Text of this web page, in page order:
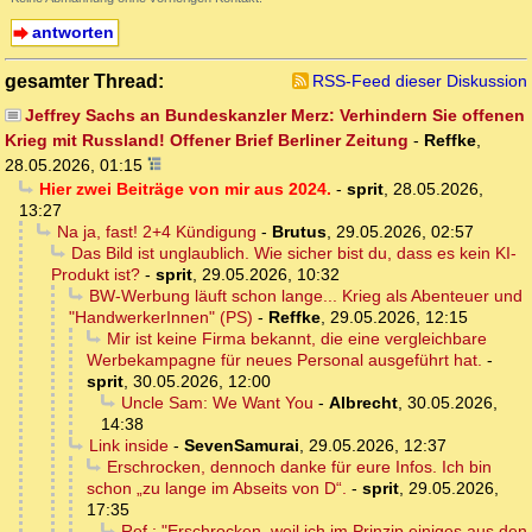
antworten
gesamter Thread:
RSS-Feed dieser Diskussion
Jeffrey Sachs an Bundeskanzler Merz: Verhindern Sie offenen
Krieg mit Russland! Offener Brief Berliner Zeitung - Reffke,
28.05.2026, 01:15
Hier zwei Beiträge von mir aus 2024. - sprit, 28.05.2026,
13:27
Na ja, fast! 2+4 Kündigung - Brutus, 29.05.2026, 02:57
Das Bild ist unglaublich. Wie sicher bist du, dass es kein KI-
Produkt ist? - sprit, 29.05.2026, 10:32
BW-Werbung läuft schon lange... Krieg als Abenteuer und
"HandwerkerInnen" (PS) - Reffke, 29.05.2026, 12:15
Mir ist keine Firma bekannt, die eine vergleichbare
Werbekampagne für neues Personal ausgeführt hat. -
sprit, 30.05.2026, 12:00
Uncle Sam: We Want You - Albrecht, 30.05.2026,
14:38
Link inside- SevenSamurai, 29.05.2026, 12:37
Erschrocken, dennoch danke für eure Infos. Ich bin
schon „zu lange im Abseits von D“. - sprit, 29.05.2026,
17:35